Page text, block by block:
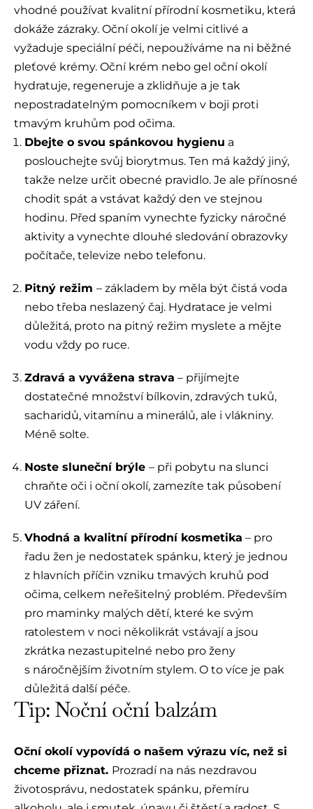
vhodné používat kvalitní přírodní kosmetiku, která
dokáže zázraky. Oční okolí je velmi citlivé a
vyžaduje speciální péči, nepoužíváme na ni běžné
pleťové krémy. Oční krém nebo gel oční okolí
hydratuje, regeneruje a zklidňuje a je tak
nepostradatelným pomocníkem v boji proti
tmavým kruhům pod očima.
Dbejte o svou spánkovou hygienu a
poslouchejte svůj biorytmus. Ten má každý jiný,
takže nelze určit obecné pravidlo. Je ale přínosné
chodit spát a vstávat každý den ve stejnou
hodinu. Před spaním vynechte fyzicky náročné
aktivity a vynechte dlouhé sledování obrazovky
počítače, televize nebo telefonu.
Pitný režim – základem by měla být čistá voda
nebo třeba neslazený čaj. Hydratace je velmi
důležitá, proto na pitný režim myslete a mějte
vodu vždy po ruce.
Zdravá a vyvážena strava – přijímejte
dostatečné množství bílkovin, zdravých tuků,
sacharidů, vitamínu a minerálů, ale i vlákniny.
Méně solte.
Noste sluneční brýle – při pobytu na slunci
chraňte oči i oční okolí, zamezíte tak působení
UV záření.
Vhodná a kvalitní přírodní kosmetika – pro
řadu žen je nedostatek spánku, který je jednou
z hlavních příčin vzniku tmavých kruhů pod
očima, celkem neřešitelný problém. Především
pro maminky malých dětí, které ke svým
ratolestem v noci několikrát vstávají a jsou
zkrátka nezastupitelné nebo pro ženy
s náročnějším životním stylem. O to více je pak
důležitá další péče.
Tip: Noční oční balzám
Oční okolí vypovídá o našem výrazu víc, než si
chceme přiznat. Prozradí na nás nezdravou
životosprávu, nedostatek spánku, přemíru